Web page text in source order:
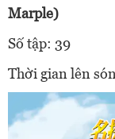
Marple)
Số tập: 39
Thời gian lên